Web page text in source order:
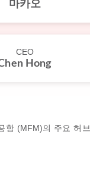
마카오
CEO
Hong
(MFM)의 주요